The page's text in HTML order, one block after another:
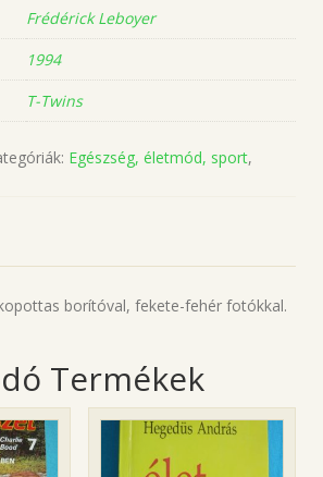
Frédérick Leboyer
1994
T-Twins
Egészség, életmód, sport,
borítóval, fekete-fehér fotókkal.
Termékek